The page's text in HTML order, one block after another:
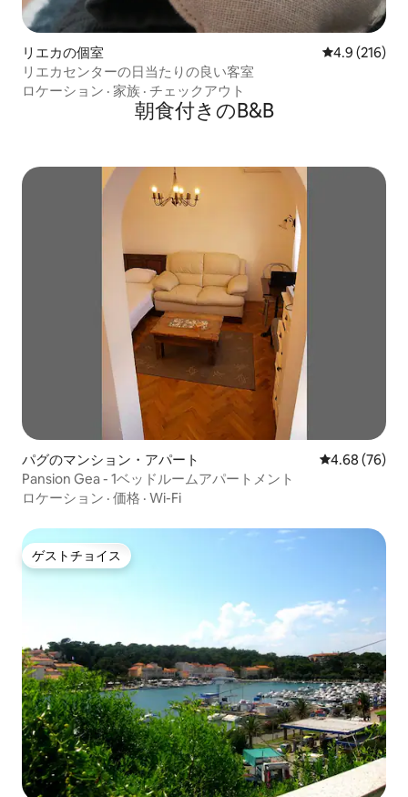
リエカの個室 レビュー216
4.9 (216)
リエカセンターの日当たりの良い客室
ロケーション · 家族 · チェックアウト
朝食付きのB&B
パグのマンション・アパート レビュー76
4.68 (76)
Pansion Gea - 1ベッドルームアパートメント
ロケーション · 価格 · Wi-Fi
ゲストチョイス
ゲストチョイス